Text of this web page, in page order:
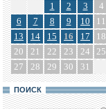
1 2 3 4
6
7 8 9 10 11
13
14 15 16 17 18
20
21 22 23 24 25
27
28 29 30 31
ПОИСК